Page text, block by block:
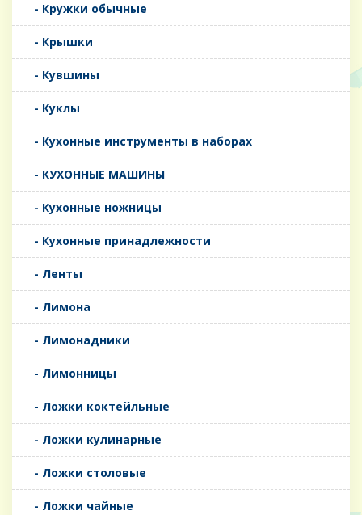
- Кружки обычные
- Крышки
- Кувшины
- Куклы
- Кухонные инструменты в наборах
- КУХОННЫЕ МАШИНЫ
- Кухонные ножницы
- Кухонные принадлежности
- Ленты
- Лимона
- Лимонадники
- Лимонницы
- Ложки коктейльные
- Ложки кулинарные
- Ложки столовые
- Ложки чайные